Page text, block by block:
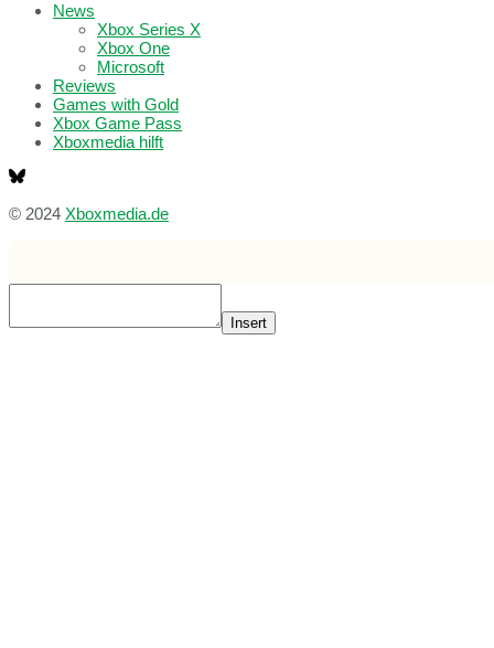
News
Xbox Series X
Xbox One
Microsoft
Reviews
Games with Gold
Xbox Game Pass
Xboxmedia hilft
© 2024 Xboxmedia.de
Insert